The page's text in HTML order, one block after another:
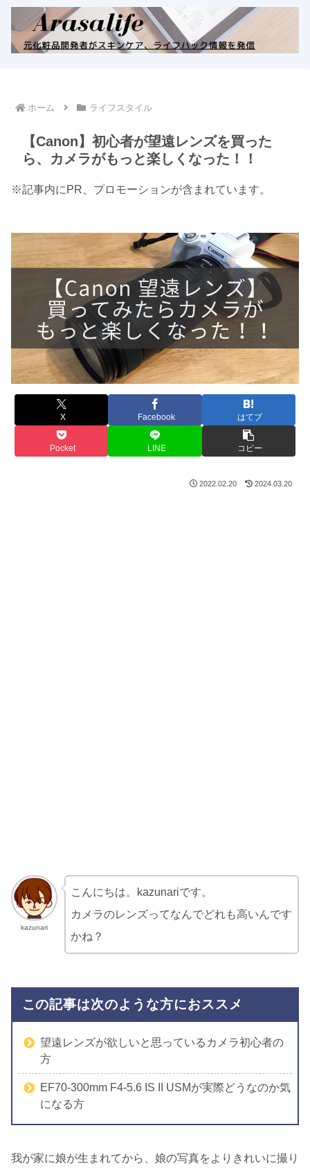
ホーム ライフスタイル
【Canon】初心者が望遠レンズを買った
ら、カメラがもっと楽しくなった！！
※記事内にPR、プロモーションが含まれています。
X Facebook はてブ
Pocket LINE コピー
2022.02.20 2024.03.20
kazunari
こんにちは。kazunariです。
カメラのレンズってなんでどれも高いんです
かね？
この記事は次のような方におススメ
望遠レンズが欲しいと思っているカメラ初心者の
方
EF70-300mm F4-5.6 IS II USMが実際どうなのか気
になる方
我が家に娘が生まれてから、娘の写真をよりきれいに撮り